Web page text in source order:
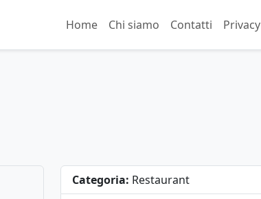
Home Chi siamo Contatti Privacy
Categoria: Restaurant